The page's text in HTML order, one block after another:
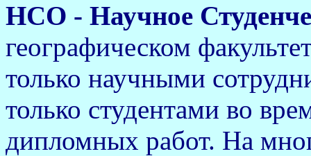
НСО - Научное
географическом
только научными
только студентами во
дипломных работ. На